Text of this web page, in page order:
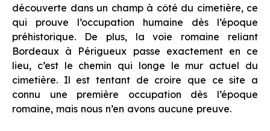
découverte dans un champ à côté du cimetière, ce
qui prouve l’occupation humaine dès l’époque
préhistorique. De plus, la voie romaine reliant
Bordeaux à Périgueux passe exactement en ce
lieu, c’est le chemin qui longe le mur actuel du
cimetière. Il est tentant de croire que ce site a
connu une première occupation dès l’époque
romaine, mais nous n’en avons aucune preuve.